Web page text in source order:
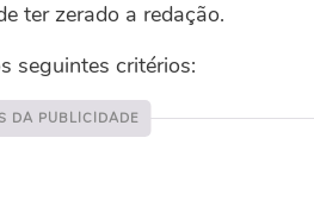
ter zerado a redação.
seguintes critérios: